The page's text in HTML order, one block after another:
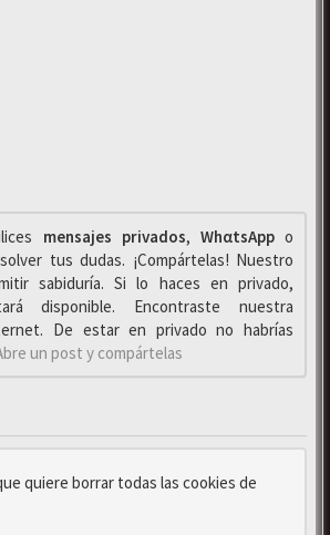
mensajes privados, WhαtsAppo
tus dudas. ¡Compártelas! Nuestro
sabiduría. Si lo haces en privado,
disponible. Encontraste nuestra
De estar en privado no habrías
un post y compártelas
quiere borrar todas las cookies de